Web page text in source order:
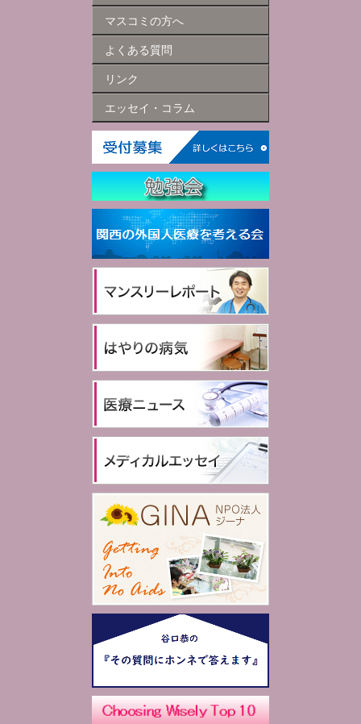
マスコミの方へ
よくある質問
リンク
エッセイ・コラム